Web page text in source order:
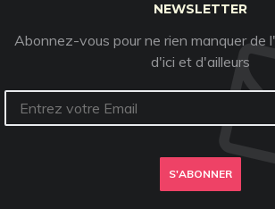
NEWSLETTER
Abonnez-vous pour ne rien manquer de
d'ici et d'ailleurs
S'ABONNER